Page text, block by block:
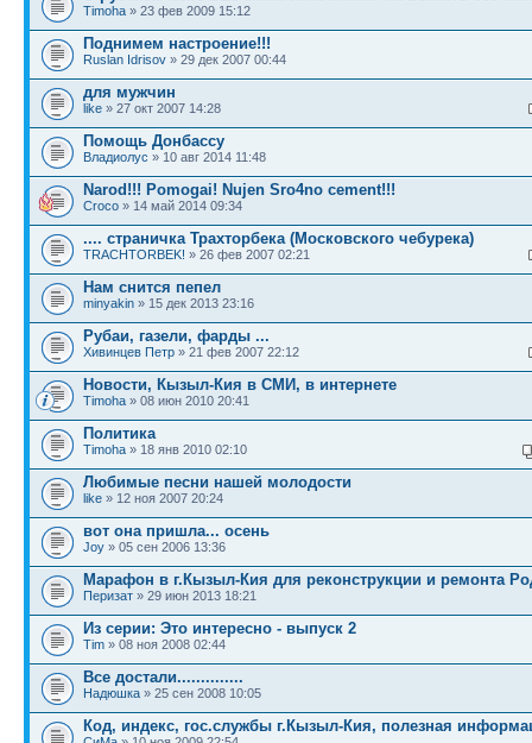
Timoha » 23 фев 2009 15:12
Поднимем настроение!!!
Ruslan Idrisov » 29 дек 2007 00:44
для мужчин
like » 27 окт 2007 14:28
Помощь Донбассу
Владиолус » 10 авг 2014 11:48
Narod!!! Pomogai! Nujen Sro4no cement!!!
Croco » 14 май 2014 09:34
.... страничка Трахторбека (Московского чебурека)
TRACHTORBEK! » 26 фев 2007 02:21
Нам снится пепел
minyakin » 15 дек 2013 23:16
Рубаи, газели, фарды ...
Хивинцев Петр » 21 фев 2007 22:12
Новости, Кызыл-Кия в СМИ, в интернете
Timoha » 08 июн 2010 20:41
Политика
Timoha » 18 янв 2010 02:10
Любимые песни нашей молодости
like » 12 ноя 2007 20:24
вот она пришла... осень
Joy » 05 сен 2006 13:36
Марафон в г.Кызыл-Кия для реконструкции и ремонта
Перизат » 29 июн 2013 18:21
Из серии: Это интересно - выпуск 2
Tim » 08 ноя 2008 02:44
Все достали..............
Надюшка » 25 сен 2008 10:05
Код, индекс, гос.службы г.Кызыл-Кия, полезная